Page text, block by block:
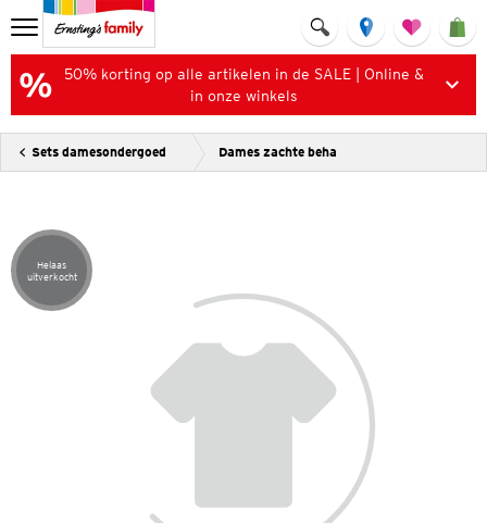
50% korting op alle artikelen in de SALE | Online &
in onze winkels
Sets damesondergoed Dames zachte beha
Artikel helaas uitverkocht
Helaas
uitverkocht